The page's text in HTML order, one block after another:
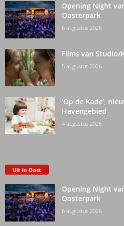
Opening Night
Oosterpark
6 augustus 2026
Films van Studio/
5 augustus 2026
‘Op de Kade’,
Havengebied
4 augustus 2026
Uit in Oost
Opening Night
Oosterpark
6 augustus 2026